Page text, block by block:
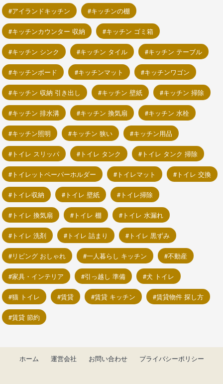
アイランドキッチン キッチンの棚
キッチンカウンター 収納 キッチン ゴミ箱
キッチン シンク キッチン タイル キッチン テーブル
キッチンボード キッチンマット キッチンワゴン
キッチン 収納 引き出し キッチン 壁紙 キッチン 掃除
キッチン 排水溝 キッチン 換気扇 キッチン 水栓
キッチン照明 キッチン 狭い キッチン用品
トイレ スリッパ トイレ タンク トイレ タンク 掃除
トイレットペーパーホルダー トイレマット トイレ 交換
トイレ収納 トイレ 壁紙 トイレ掃除
トイレ 換気扇 トイレ 棚 トイレ 水漏れ
トイレ 洗剤 トイレ 詰まり トイレ 黒ずみ
リビング おしゃれ 一人暮らし キッチン 不動産
家具・インテリア 引っ越し 準備 犬 トイレ
猫 トイレ 賃貸 賃貸 キッチン 賃貸物件 探し方
賃貸 節約
ホーム 運営会社 お問い合わせ プライバシーポリシー